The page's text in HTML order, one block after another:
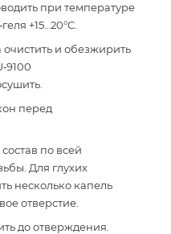
при температуре
+15…20°C.
и обезжирить
перед
по всей
Для глухих
несколько капель
отверстие.
до отверждения.